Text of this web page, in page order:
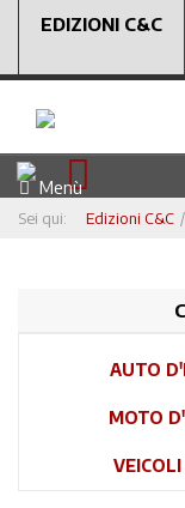
EDIZIONI C&C
Menù
Sei qui: Edizioni C&C
AUTO
MOTO